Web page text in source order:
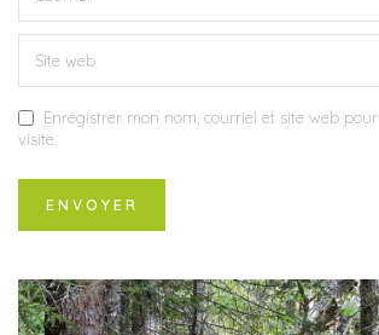
Enregistrer mon nom, courriel et site web
visite.